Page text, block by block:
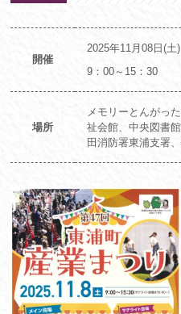
開催
2025年11月08日(土)
9：00～15：30
場所
メモリーとんがっ
祉会館、中央図書
田消防署東浦支署